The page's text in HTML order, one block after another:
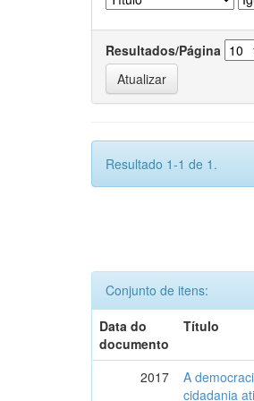
Resultados/Página
Resultado 1-1 de 1.
Conjunto de itens:
Data do
documento
Título
2017
A
cidadania